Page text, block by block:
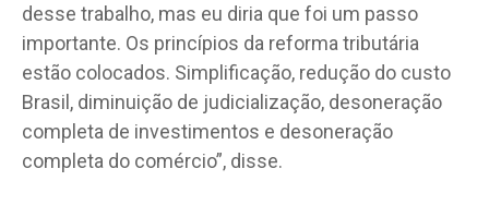
desse trabalho, mas eu diria que foi um passo
importante. Os princípios da reforma tributária
estão colocados. Simplificação, redução do custo
Brasil, diminuição de judicialização, desoneração
completa de investimentos e desoneração
completa do comércio”, disse.